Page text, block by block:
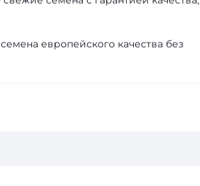
европейского качества без